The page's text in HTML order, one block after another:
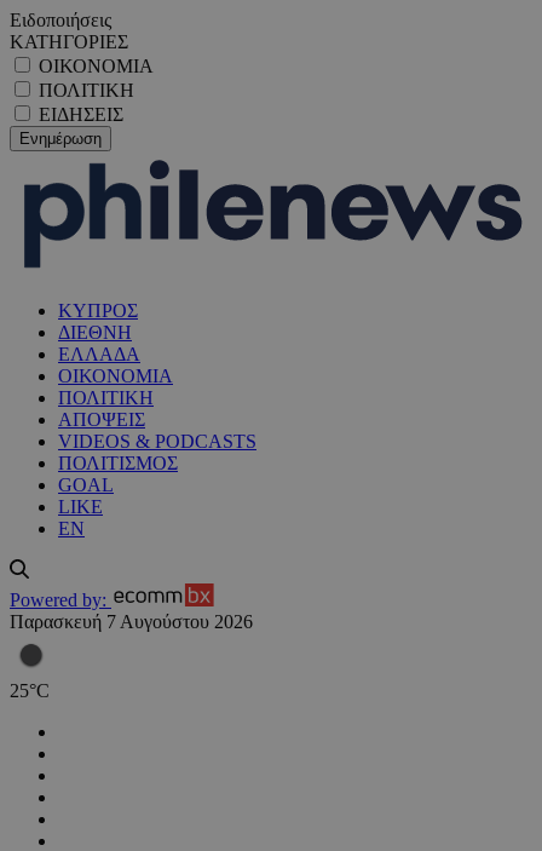
Ειδοποιήσεις
ΚΑΤΗΓΟΡΙΕΣ
ΟΙΚΟΝΟΜΙΑ
ΠΟΛΙΤΙΚΗ
ΕΙΔΗΣΕΙΣ
ΚΥΠΡΟΣ
ΔΙΕΘΝΗ
ΕΛΛΑΔΑ
ΟΙΚΟΝΟΜΙΑ
ΠΟΛΙΤΙΚΗ
ΑΠΟΨΕΙΣ
VIDEOS & PODCASTS
ΠΟΛΙΤΙΣΜΟΣ
GOAL
LIKE
EN
Powered by:
Παρασκευή 7 Αυγούστου 2026
25°C